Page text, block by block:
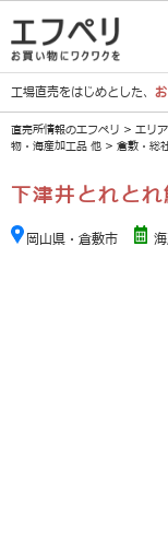
工場直売をはじめとした、
直売所情報のエフペリ > エリ
物・海産加工品 他 > 倉敷・総
下津井とれと
岡山県・倉敷市